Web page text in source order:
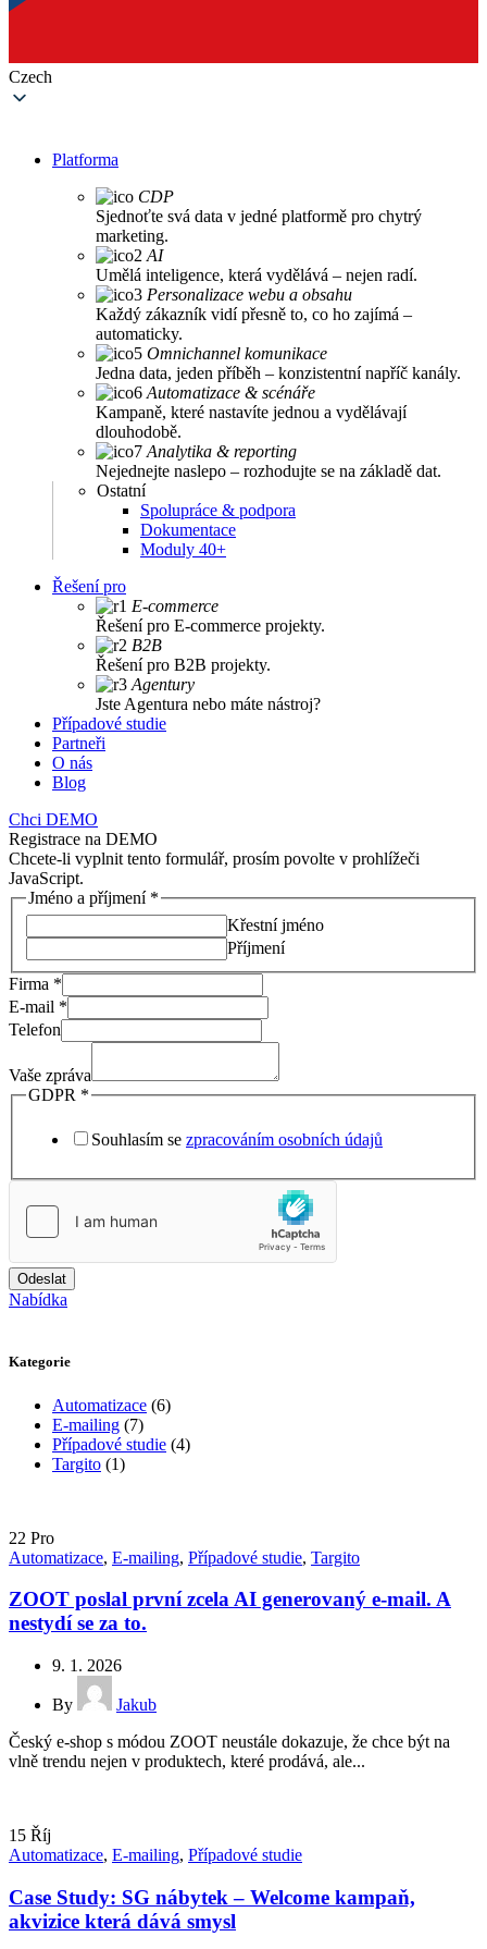
Czech
Platforma
CDP
Sjednoťte svá data v jedné platformě pro chytrý
marketing.
AI
Umělá inteligence, která vydělává – nejen radí.
Personalizace webu a obsahu
Každý zákazník vidí přesně to, co ho zajímá –
automaticky.
Omnichannel komunikace
Jedna data, jeden příběh – konzistentní napříč kanály.
Automatizace & scénáře
Kampaně, které nastavíte jednou a vydělávají
dlouhodobě.
Analytika & reporting
Nejednejte naslepo – rozhodujte se na základě dat.
Ostatní
Spolupráce & podpora
Dokumentace
Moduly 40+
Řešení pro
E-commerce
Řešení pro E-commerce projekty.
B2B
Řešení pro B2B projekty.
Agentury
Jste Agentura nebo máte nástroj?
Případové studie
Partneři
O nás
Blog
Chci DEMO
Registrace na DEMO
Chcete-li vyplnit tento formulář, prosím povolte v prohlížeči
JavaScript.
Jméno a příjmení *
Křestní jméno
Příjmení
Firma *
E-mail *
Telefon
Vaše zpráva
GDPR *
Souhlasím se zpracováním osobních údajů
Odeslat
Nabídka
Kategorie
Automatizace (6)
E-mailing (7)
Případové studie (4)
Targito (1)
22 Pro
Automatizace, E-mailing, Případové studie, Targito
ZOOT poslal první zcela AI generovaný e-mail. A
nestydí se za to.
9. 1. 2026
By
Jakub
Český e-shop s módou ZOOT neustále dokazuje, že chce být na
vlně trendu nejen v produktech, které prodává, ale...
15 Říj
Automatizace, E-mailing, Případové studie
Case Study: SG nábytek – Welcome kampaň,
akvizice která dává smysl